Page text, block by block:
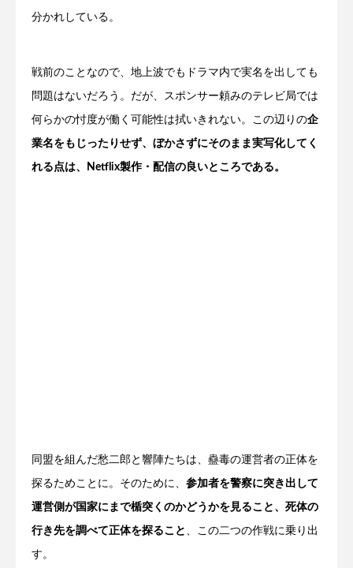
分かれしている。
戦前のことなので、地上波でもドラマ内で実名を出しても
問題はないだろう。だが、スポンサー頼みのテレビ局では
何らかの忖度が働く可能性は拭いきれない。この辺りの企
業名をもじったりせず、ぼかさずにそのまま実写化してく
れる点は、Netflix製作・配信の良いところである。
同盟を組んだ愁二郎と響陣たちは、蠱毒の運営者の正体を
探るためことに。そのために、 参加者を警察に突き出して
運営側が国家にまで楯突くのかどうかを見ること、死体の
行き先を調べて正体を探ること 、この二つの作戦に乗り出
す。